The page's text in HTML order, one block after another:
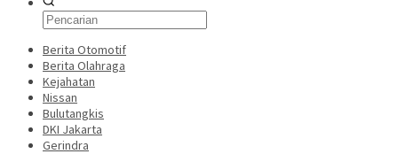
Berita Otomotif
Berita Olahraga
Kejahatan
Nissan
Bulutangkis
DKI Jakarta
Gerindra